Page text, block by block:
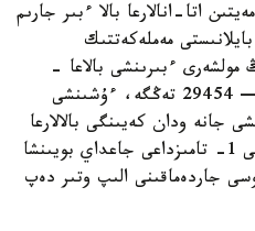
اتا-انالارعا بالا ءبىر جارىم
مەملەكەتتىك
ءبىرىنشى بالاعا -
24912 تەڭگە، ەكىنشى بالاعا — 29454 تەڭگە، ءۇشىنشى
ءتورتىنشى جانە ودان كەيىنگى بالالارعا
- 38493 تەڭگە. 2026 -جىلعى 1- تامىزداعى جاعداي بويىنشا
7821 وتباسى وسى جاردەماقىنى الىپ وتىر دەپ